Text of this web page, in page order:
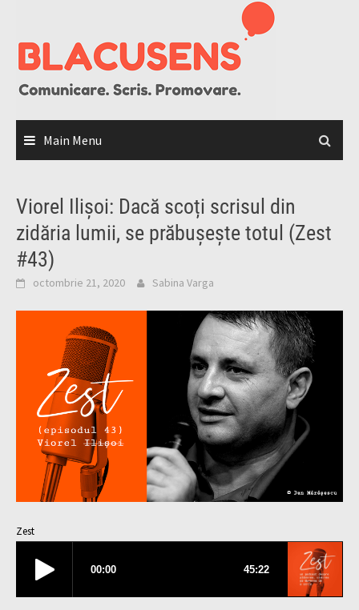
content
Main Menu
Viorel Ilișoi: Dacă scoți scrisul din
zidăria lumii, se prăbușește totul (Zest
#43)
octombrie 21, 2020 Sabina Varga
Zest